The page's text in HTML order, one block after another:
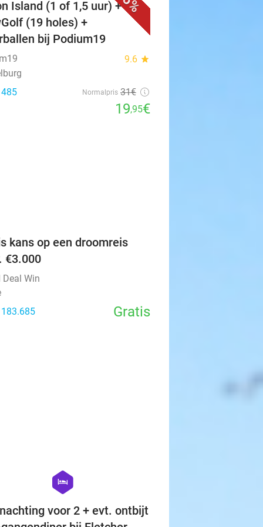
Island (1 of 1,5 uur) + evt.
(19 holes) +
bij Podium19
9.6 star
Normalpris 31€
19,95€
kans op een droomreis
€3.000
Win
Gratis
hexagon
hotel
voor 2 + evt. ontbijt